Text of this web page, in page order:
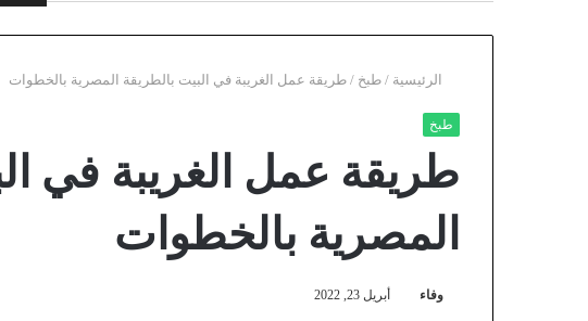
الرئيسية / طبخ / طريقة عمل الغريبة في البيت بالطريقة المصرية بالخطوات
طبخ
طريقة عمل الغريبة في
المصرية بالخطوات
وفاء أبريل 23, 2022